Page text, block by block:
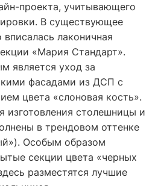
проекта, учитывающего
В существующее
лаконичная
«Мария Стандарт».
является уход за
фасадами из ДСП с
цвета «слоновая кость».
изготовления столешницы и
в трендовом оттенке
Особым образом
секции цвета «черных
разместятся лучшие